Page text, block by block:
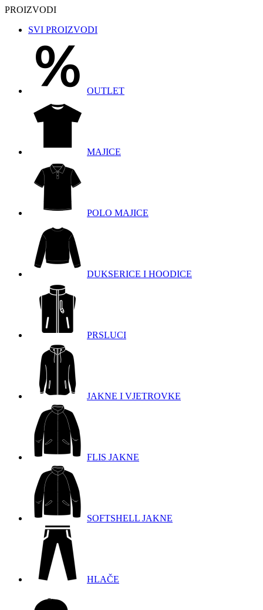
PROIZVODI
SVI PROIZVODI
OUTLET
MAJICE
POLO MAJICE
DUKSERICE I HOODICE
PRSLUCI
JAKNE I VJETROVKE
FLIS JAKNE
SOFTSHELL JAKNE
HLAČE